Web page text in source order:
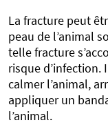
La fracture peut
peau de l’animal
telle fracture
risque d’infection.
calmer l’animal,
appliquer un
l’animal.